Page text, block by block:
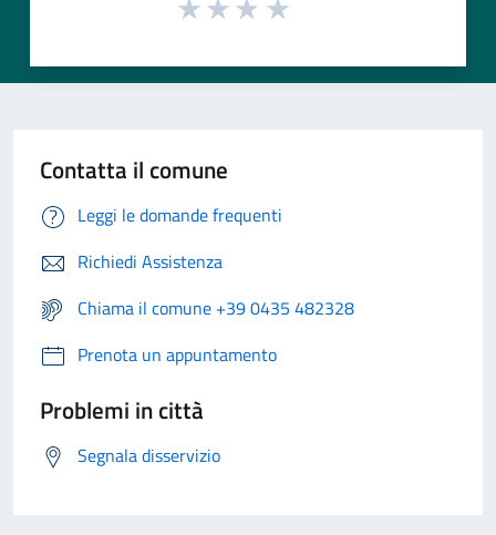
Contatta il comune
Leggi le domande frequenti
Richiedi Assistenza
Chiama il comune +39 0435 482328
Prenota un appuntamento
Problemi in città
Segnala disservizio